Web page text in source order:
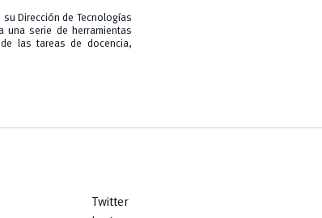
Dirección de Tecnologías
una serie de herramientas
las tareas de docencia,
Twitter